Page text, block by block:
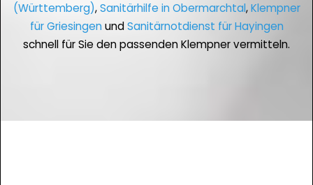
(Württemberg),Sanitärhilfe in Obermarchtal,Klempner
für GriesingenundSanitärnotdienst für Hayingen
schnell für Sie den passenden Klempner vermitteln.